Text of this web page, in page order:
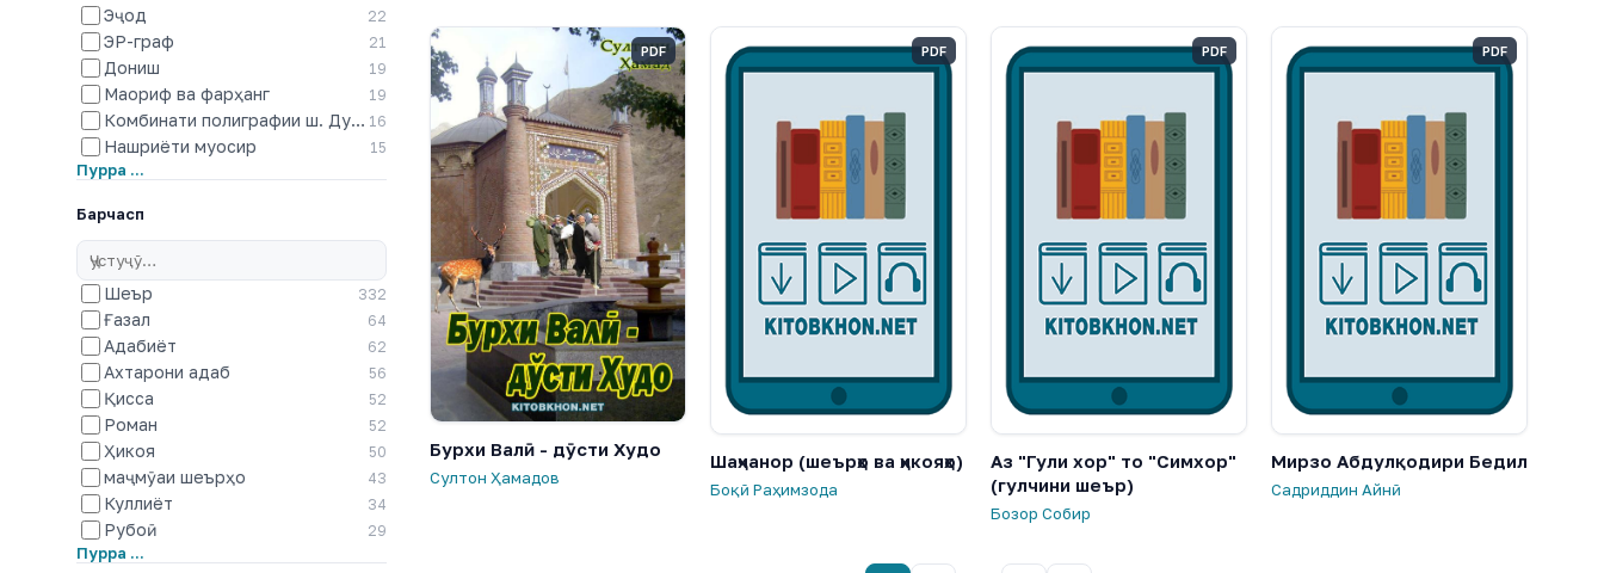
Эҷод 22
ЭР-граф 21
Дониш 19
Маориф ва фарҳанг 19
Комбинати полиграфии ш. Душанбе 16
Нашриёти муосир 15
Пурра …
Барчасп
Шеър 332
Ғазал 64
Адабиёт 62
Ахтарони адаб 56
Қисса 52
Роман 52
Ҳикоя 50
маҷмӯаи шеърҳо 43
Куллиёт 34
Рубоӣ 29
Пурра …
PDF
Бурхи Валӣ - дӯсти Худо
Султон Ҳамадов
PDF
Шаҳчанор (шеърҳо ва ҳикояҳо)
Боқӣ Раҳимзода
PDF
Аз "Гули хор" то "Симхор"
(гулчини шеър)
Бозор Собир
PDF
Мирзо Абдулқодири Бедил
Садриддин Айнӣ